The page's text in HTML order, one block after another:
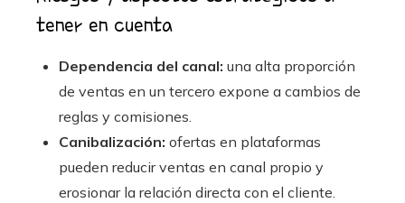
tener en cuenta
Dependencia del canal: una alta proporción
de ventas en un tercero expone a cambios de
reglas y comisiones.
Canibalización: ofertas en plataformas
pueden reducir ventas en canal propio y
erosionar la relación directa con el cliente.